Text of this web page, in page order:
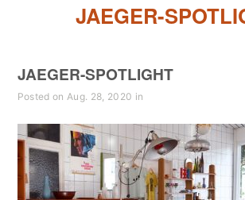
JAEGER-
JAEGER-SPOTLIGHT
Posted on Aug. 28, 2020 in